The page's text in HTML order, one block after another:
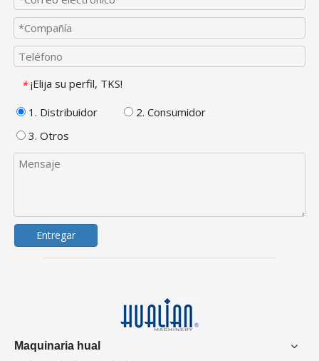
* ¡Elija su perfil, TKS!
1. Distribuidor
2. Consumidor
3. Otros
Entregar
Maquinaria hual